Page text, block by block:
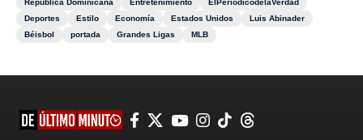
República Dominicana
Entretenimiento
ElPeriódicodelaVerdad
Deportes
Estilo Economía Estados Unidos
Luis Abinader
Béisbol
portada Grandes Ligas MLB